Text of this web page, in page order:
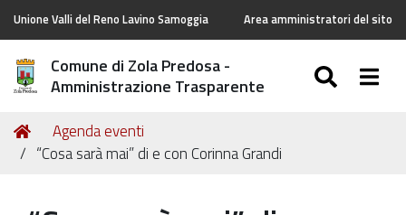
Unione Valli del Reno Lavino Samoggia Area amministratori del sito
Comune di Zola Predosa -
Amministrazione Trasparente
Tu
sei
Home
Agenda eventi
“Cosa sarà mai” di e con Corinna Grandi